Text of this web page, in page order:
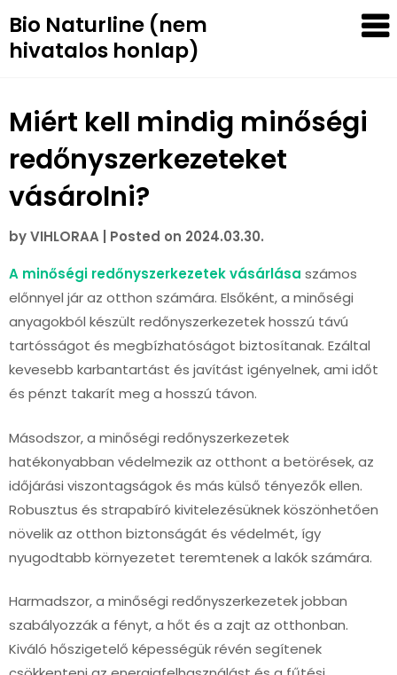
to
content
Bio Naturline (nem
hivatalos honlap)
Miért kell mindig minőségi
redőnyszerkezeteket
vásárolni?
byVIHLORAA Posted on 2024.03.30.
A minőségi redőnyszerkezetek vásárlása számos
előnnyel jár az otthon számára. Elsőként, a minőségi
anyagokból készült redőnyszerkezetek hosszú távú
tartósságot és megbízhatóságot biztosítanak. Ezáltal
kevesebb karbantartást és javítást igényelnek, ami időt
és pénzt takarít meg a hosszú távon.
Másodszor, a minőségi redőnyszerkezetek
hatékonyabban védelmezik az otthont a betörések, az
időjárási viszontagságok és más külső tényezők ellen.
Robusztus és strapabíró kivitelezésüknek köszönhetően
növelik az otthon biztonságát és védelmét, így
nyugodtabb környezetet teremtenek a lakók számára.
Harmadszor, a minőségi redőnyszerkezetek jobban
szabályozzák a fényt, a hőt és a zajt az otthonban.
Kiváló hőszigetelő képességük révén segítenek